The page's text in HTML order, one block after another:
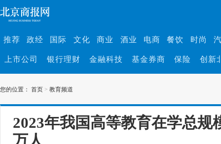
推荐 政经 国际 文化 商业 酒业 电商 餐饮 时尚
上市公司 银行理财 金融科技 基金券商 保险 创新
您的位置： 首页 > 教育频道
2023年我国高等教育在学总规
万人